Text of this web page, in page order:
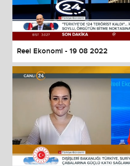
Reel Ekonomi - 19 08 2022